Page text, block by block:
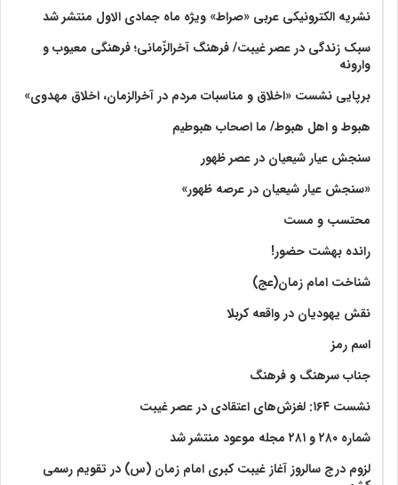
نشریه الکترونیکی عربی «صراط» ویژه ماه جمادی الاول منتشر شد
سبک زندگی در عصر غیبت/ فرهنگ آخرالزّمانی؛ فرهنگی معیوب و
وارونه
برپایی نشست «اخلاق و مناسبات مردم در آخرالزمان، اخلاق مهدوی»
هبوط و اهل هبوط/ ما اصحاب هبوطیم
سنجش عیار شیعیان در عصر ظهور
«سنجش عیار شیعیان در عرصه ظهور»
محتسب و مست
رانده بهشت‌ حضور!
شناخت امام زمان(عج)
نقش یهودیان در واقعه کربلا
اسم رمز
جناب سرهنگ و فرهنگ
نشست ۱۶۴: لغزش‌های اعتقادی در عصر غیبت
شماره ۲۸۰ و ۲۸۱ مجله موعود منتشر شد
لزوم درج سالروز آغاز غیبت کبری امام زمان (س) در تقویم رسمی